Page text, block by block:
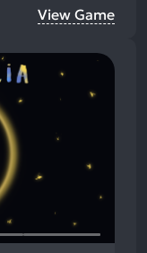
View Game